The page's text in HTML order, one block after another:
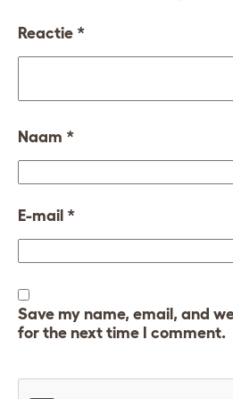
Reactie *
Naam *
E-mail *
Save my name, email, and
for the next time I comment.